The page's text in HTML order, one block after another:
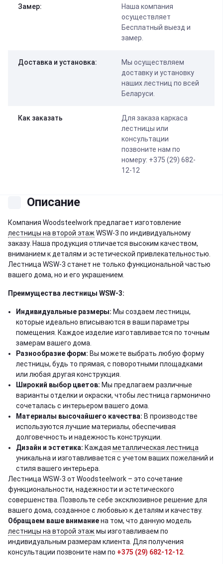
Замер:
Наша компания
осуществляет
Бесплатный выезд и
замер.
Доставка и установка:
Мы осуществляем
доставку и установку
наших лестниц по всей
Беларуси.
Как заказать
Для заказа каркаса
лестницы или
консультации
позвоните нам по
номеру: +375 (29) 682-
12-12
Описание
Компания Woodsteelwork предлагает изготовление
лестницы на второй этажWSW-3 по индивидуальному
заказу. Наша продукция отличается высоким качеством,
вниманием к деталям и эстетической привлекательностью.
Лестница WSW-3 станет не только функциональной частью
вашего дома, но и его украшением.
Преимущества лестницы WSW-3:
Индивидуальные размеры: Мы создаем лестницы,
которые идеально вписываются в ваши параметры
помещения. Каждое изделие изготавливается по точным
замерам вашего дома.
Разнообразие форм: Вы можете выбрать любую форму
лестницы, будь то прямая, с поворотными площадками
или любая другая конструкция.
Широкий выбор цветов: Мы предлагаем различные
варианты отделки и окраски, чтобы лестница гармонично
сочеталась с интерьером вашего дома.
Материалы высочайшего качества: В производстве
используются лучшие материалы, обеспечивая
долговечность и надежность конструкции.
Дизайн и эстетика: Каждая металлическая лестница
уникальна и изготавливается с учетом ваших пожеланий и
стиля вашего интерьера.
Лестница WSW-3 от Woodsteelwork – это сочетание
функциональности, надежности и эстетического
совершенства. Позвольте себе эксклюзивное решение для
вашего дома, созданное с любовью к деталям и качеству.
Обращаем ваше вниманиена том, что данную модель
лестницы на второй этажмы изготавливаем по
индивидуальным размерам клиента. Для получения
консультации позвоните нам по +375 (29) 682-12-12.